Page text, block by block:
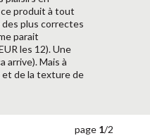
produit à tout
des plus correctes
parait
les 12). Une
arrive). Mais à
et de la texture de
page 1/2